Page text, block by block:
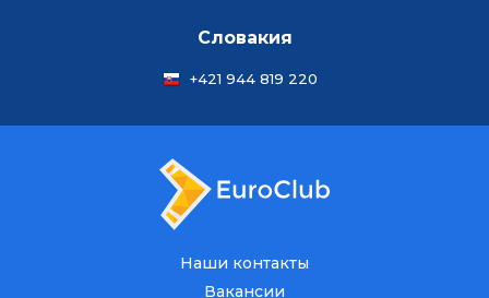
Словакия
+421 944 819 220
Наши контакты
Вакансии